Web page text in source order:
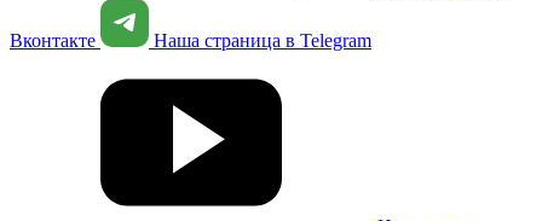
Вконтакте Наша страница в Telegram